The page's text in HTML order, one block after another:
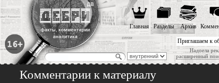
Приглашаем к
Надоела
расширенный
Главная Разделы Архив
Комментарии к материалу